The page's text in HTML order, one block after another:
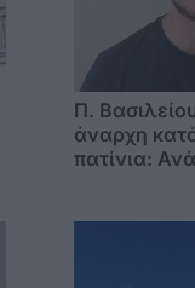
Π.
άναρχη
πατίνια: